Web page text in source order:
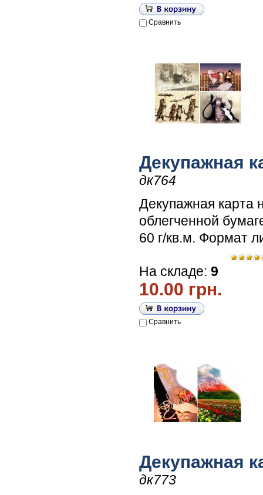
Сравнить
Декупажная
дк764
Декупажная карта
облегченной
60 г/кв.м. Формат
На складе: 9
10.00 грн.
Сравнить
Декупажная
дк773